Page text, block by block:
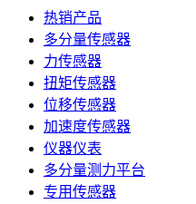
热销产品
多分量传感器
力传感器
扭矩传感器
位移传感器
加速度传感器
仪器仪表
多分量测力平台
专用传感器